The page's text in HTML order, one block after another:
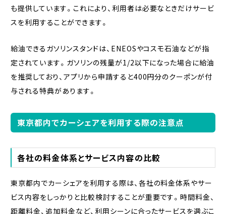
も提供しています。これにより、利用者は必要なときだけサービ
スを利用することができます。
給油できるガソリンスタンドは、ENEOSやコスモ石油などが指
定されています。ガソリンの残量が1/2以下になった場合に給油
を推奨しており、アプリから申請すると400円分のクーポンが付
与される特典があります。
東京都内でカーシェアを利用する際の注意点
各社の料金体系とサービス内容の比較
東京都内でカーシェアを利用する際は、各社の料金体系やサー
ビス内容をしっかりと比較検討することが重要です。時間料金、
距離料金、追加料金など、利用シーンに合ったサービスを選ぶこ